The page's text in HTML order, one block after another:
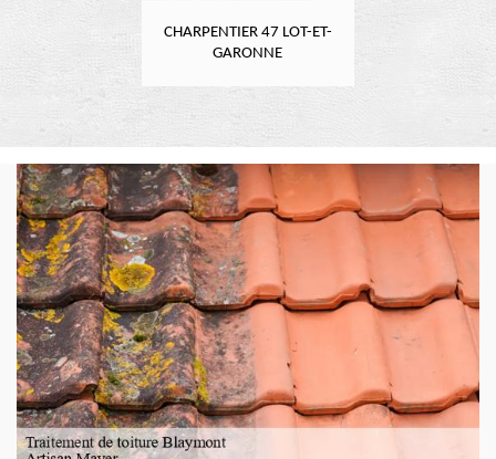
CHARPENTIER 47 LOT-ET-
GARONNE